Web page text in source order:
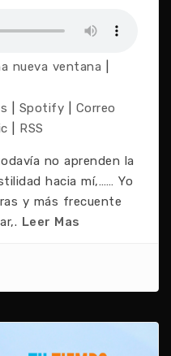
nueva ventana
Spotify
Correo
RSS
no aprenden la
hacia mí,…… Yo
y más frecuente
Leer Mas